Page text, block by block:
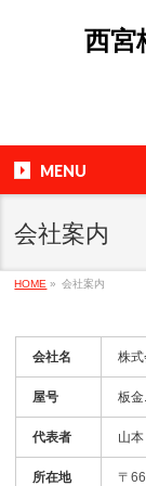
西宮
MENU
会社案内
HOME » 会社案内
会社名 株
屋号 板金
代表者 山
所在地 〒